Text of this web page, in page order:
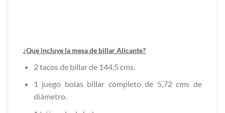
¿Que incluye la mesa de billar Alicante?
2 tacos de billar de 144,5 cms.
1 juego bolas billar completo de 5,72 cms de
diámetro.